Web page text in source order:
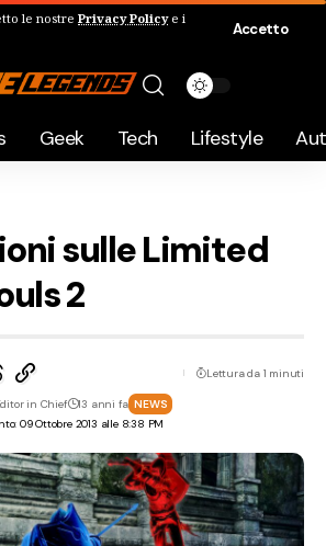
le nostre Privacy Policye i
Accetto
Geek Tech Lifestyle
sulle Limited
2
09 Ottobre 2013 alle 8:38 PM
in Chief 13 anni fa NEWS
Lettura da 1 minuti